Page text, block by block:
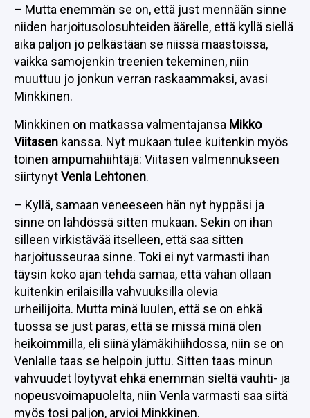
– Mutta enemmän se on, että just mennään sinne
niiden harjoitusolosuhteiden äärelle, että kyllä siellä
aika paljon jo pelkästään se niissä maastoissa,
vaikka samojenkin treenien tekeminen, niin
muuttuu jo jonkun verran raskaammaksi, avasi
Minkkinen.
Minkkinen on matkassa valmentajansa Mikko
Viitasen kanssa. Nyt mukaan tulee kuitenkin myös
toinen ampumahiihtäjä: Viitasen valmennukseen
siirtynytVenla Lehtonen.
– Kyllä, samaan veneeseen hän nyt hyppäsi ja
sinne on lähdössä sitten mukaan. Sekin on ihan
silleen virkistävää itselleen, että saa sitten
harjoitusseuraa sinne. Toki ei nyt varmasti ihan
täysin koko ajan tehdä samaa, että vähän ollaan
kuitenkin erilaisilla vahvuuksilla olevia
urheilijoita. Mutta minä luulen, että se on ehkä
tuossa se just paras, että se missä minä olen
heikoimmilla, eli siinä ylämäkihiihdossa, niin se on
Venlalle taas se helpoin juttu. Sitten taas minun
vahvuudet löytyvät ehkä enemmän sieltä vauhti- ja
nopeusvoimapuolelta, niin Venla varmasti saa siitä
myös tosi paljon, arvioi Minkkinen.